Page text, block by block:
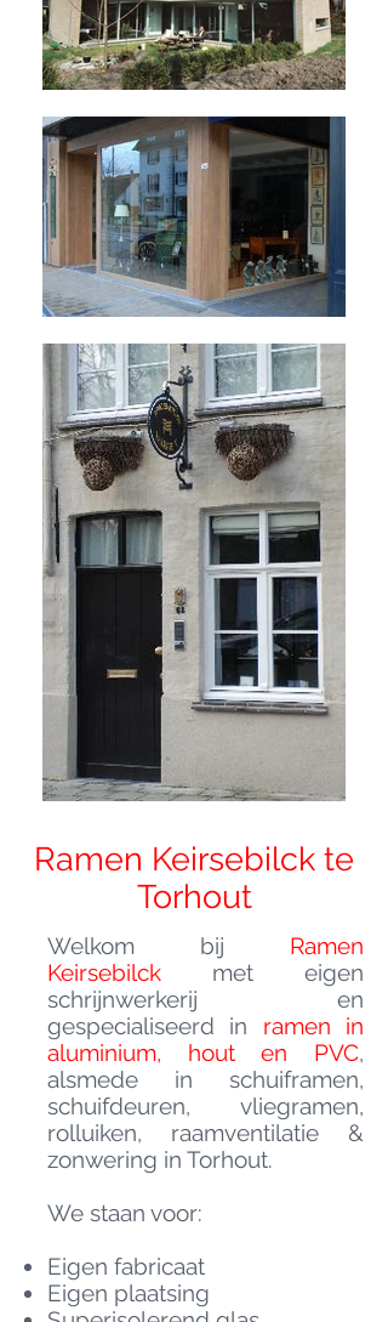
Ramen Keirsebilck te
Torhout
Welkom bij Ramen
Keirsebilck met eigen
schrijnwerkerij en
gespecialiseerd in ramen in
aluminium, hout en PVC,
alsmede in schuiframen,
schuifdeuren, vliegramen,
rolluiken, raamventilatie &
zonwering in Torhout.
We staan voor:
Eigen fabricaat
Eigen plaatsing